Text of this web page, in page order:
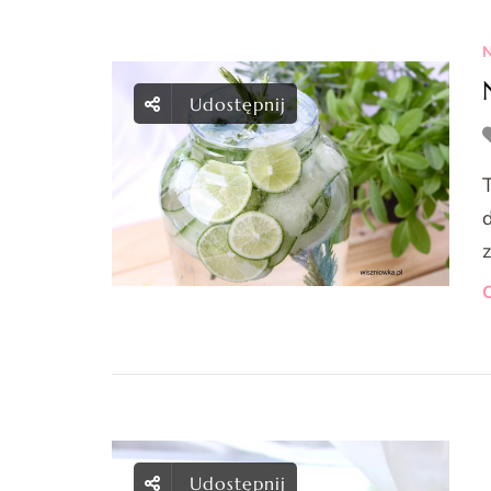
Udostępnij
Udostępnij